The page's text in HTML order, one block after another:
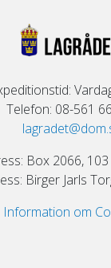
Telefon: 08-561
Box 2066,
Birger Jarls
Information om